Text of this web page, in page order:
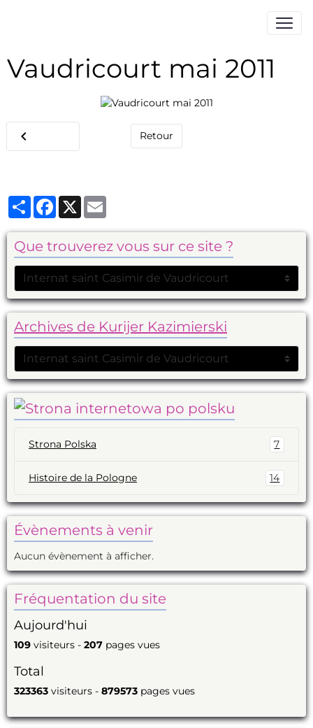
Vaudricourt mai 2011
Retour
PartagerFacebook
X
Que trouverez vous sur ce site ?
Archives de Kurijer Kazimierski
Strona Polska 7
Histoire de la Pologne 14
Évènements à venir
Aucun évènement à afficher.
Fréquentation du site
Aujourd'hui
109 visiteurs - 207 pages vues
Total
323363 visiteurs - 879573 pages vues